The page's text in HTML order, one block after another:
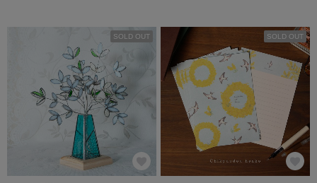
SOLD OUT SOLD OUT